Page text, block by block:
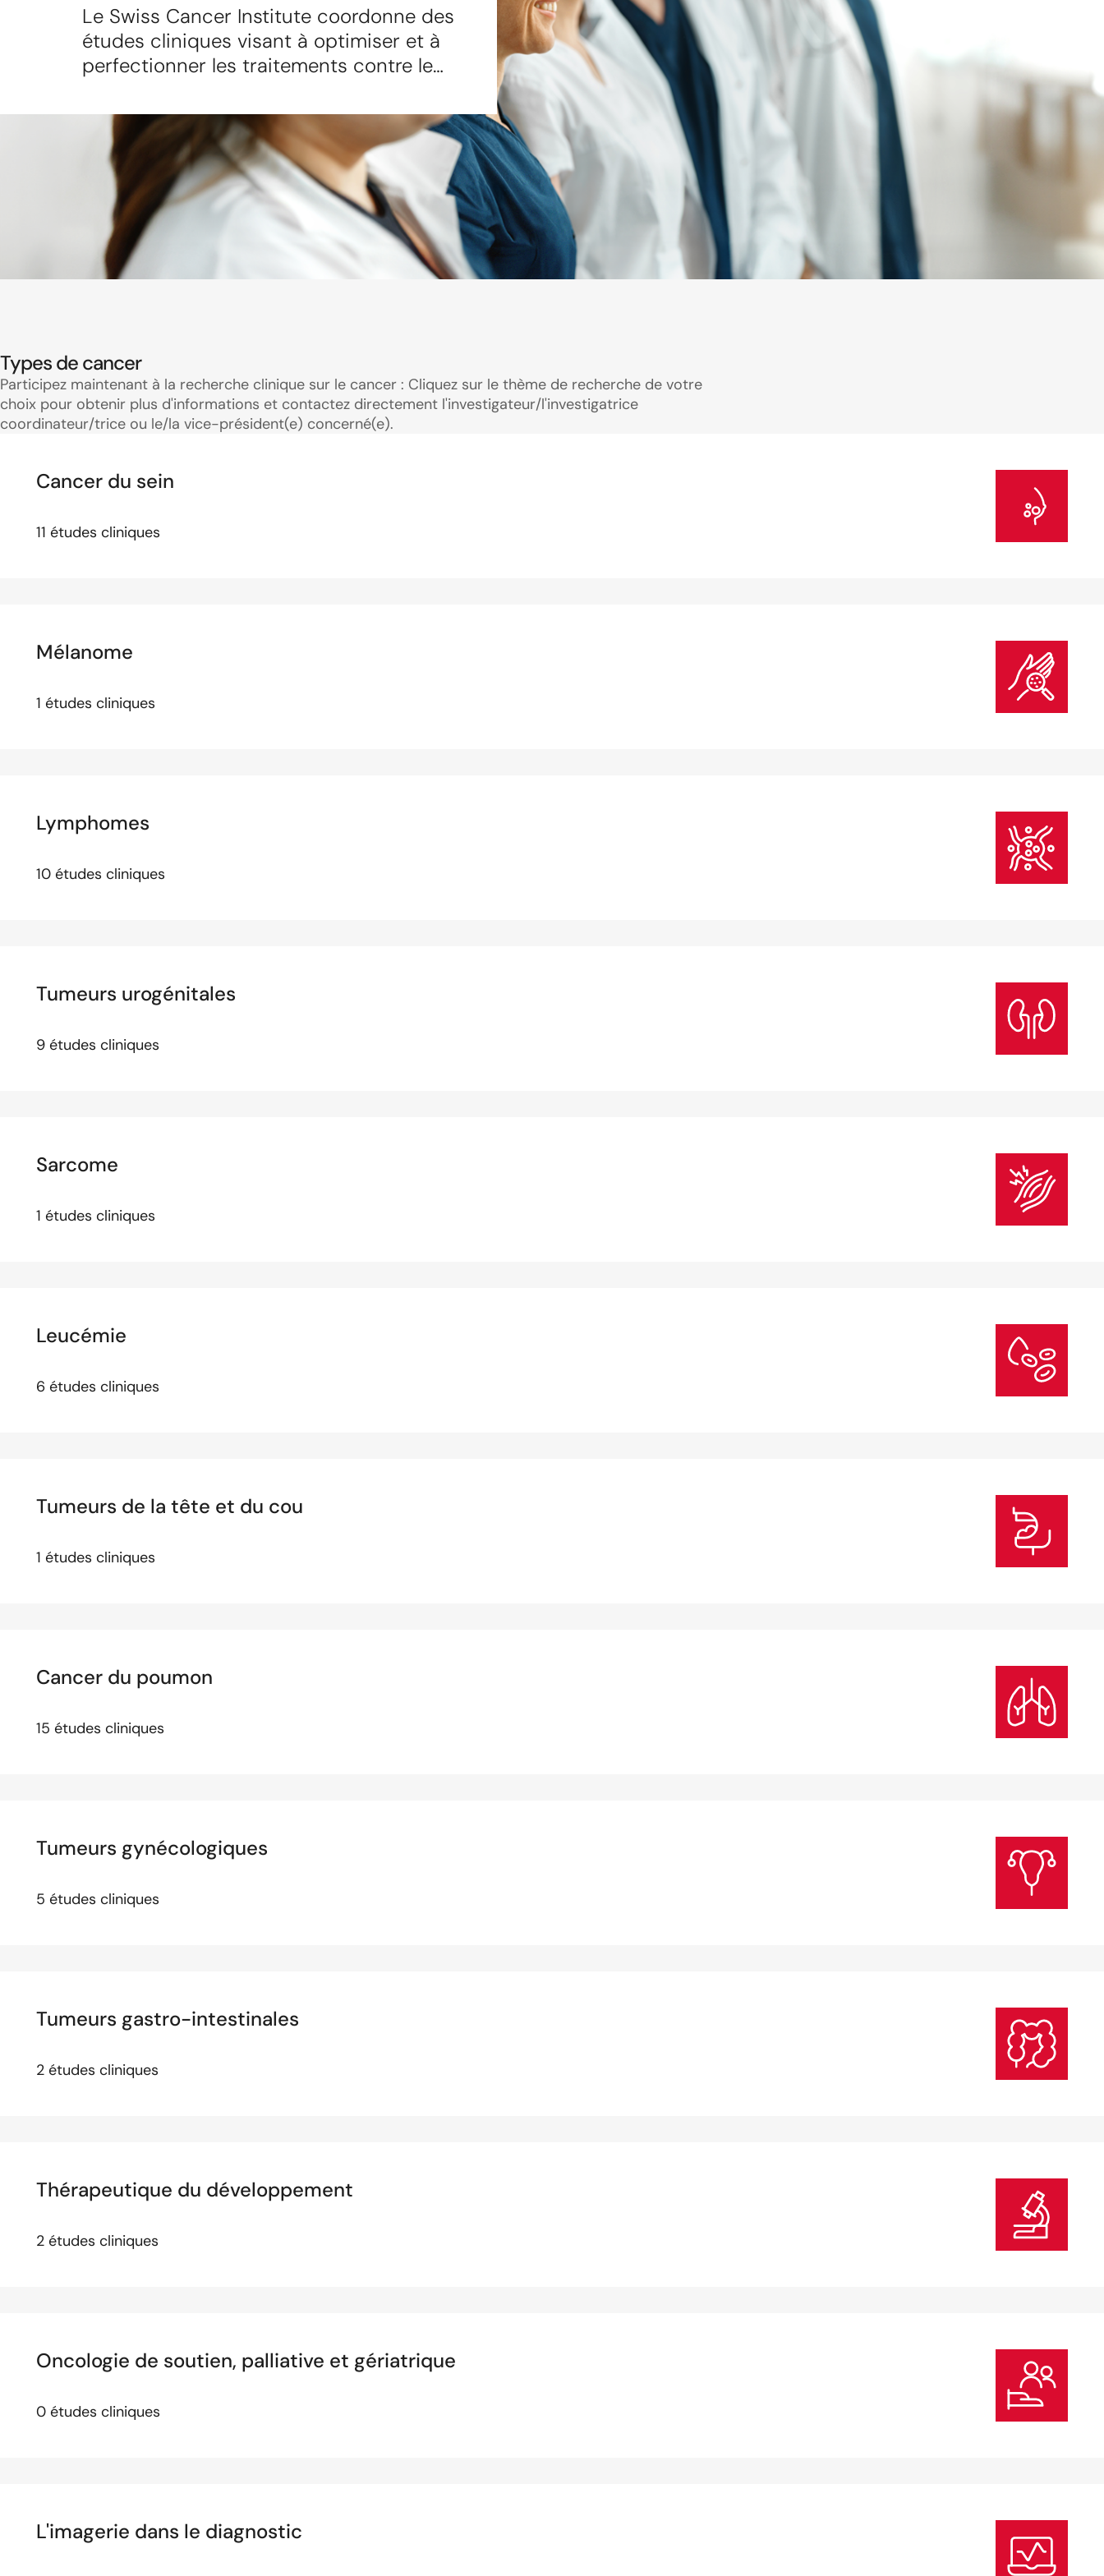
Le Swiss Cancer Institute coordonne des
études cliniques visant à optimiser et à
perfectionner les traitements contre le
Types de cancer
Participez maintenant à la recherche clinique sur le cancer : Cliquez sur le thème de recherche de votre
choix pour obtenir plus d'informations et contactez directement l'investigateur/l'investigatrice
coordinateur/trice ou le/la vice-président(e) concerné(e).
Cancer du sein
11 études cliniques
Mélanome
1 études cliniques
Lymphomes
10 études cliniques
Tumeurs urogénitales
9 études cliniques
Sarcome
1 études cliniques
Leucémie
6 études cliniques
Tumeurs de la tête et du cou
1 études cliniques
Cancer du poumon
15 études cliniques
Tumeurs gynécologiques
5 études cliniques
Tumeurs gastro-intestinales
2 études cliniques
Thérapeutique du développement
2 études cliniques
Oncologie de soutien, palliative et gériatrique
0 études cliniques
L'imagerie dans le diagnostic